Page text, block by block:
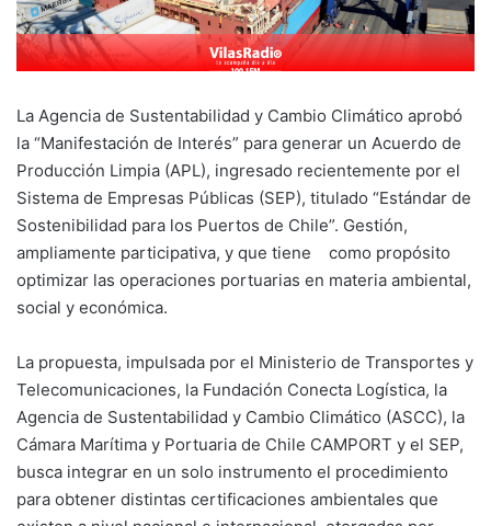
La Agencia de Sustentabilidad y Cambio Climático aprobó
la “Manifestación de Interés” para generar un Acuerdo de
Producción Limpia (APL), ingresado recientemente por el
Sistema de Empresas Públicas (SEP), titulado “Estándar de
Sostenibilidad para los Puertos de Chile”. Gestión,
ampliamente participativa, y que tiene como propósito
optimizar las operaciones portuarias en materia ambiental,
social y económica.
La propuesta, impulsada por el Ministerio de Transportes y
Telecomunicaciones, la Fundación Conecta Logística, la
Agencia de Sustentabilidad y Cambio Climático (ASCC), la
Cámara Marítima y Portuaria de Chile CAMPORT y el SEP,
busca integrar en un solo instrumento el procedimiento
para obtener distintas certificaciones ambientales que